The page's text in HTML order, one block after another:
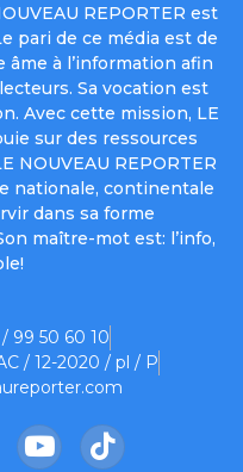
REPORTER est
pari de ce média est de
à l’information afin
Sa vocation est
Avec cette mission, LE
sur des ressources
NOUVEAU REPORTER
nationale, continentale
dans sa forme
maître-mot est: l’info,
99 50 60 10
/ 12-2020 / pl / P
YouTubeTikTok